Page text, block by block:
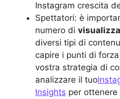
Instagram crescita
Spettatori: è
numero di
diversi tipi di
capire i punti di
vostra strategia di
analizzare il tuo
Insights per